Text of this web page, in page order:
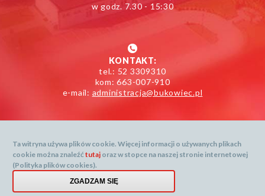
w godz. 7.30 - 15:30
KONTAKT:
tel.: 52 3309310
kom: 663-007-910
e-mail: administracja@bukowiec.pl
Menu
Mapa serwisu
Dane prognozy dostarcza: openweathermap.org
Created by
Ta witryna używa plików cookie. Więcej informacji o używanych plikach
cookie można znaleźćtutaj oraz w stopce na naszej stronie internetowej
(Polityka plików cookies).
ZGADZAM SIĘ